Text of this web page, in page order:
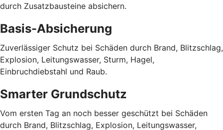
durch Zusatzbausteine absichern.
Basis-Absicherung
Zuverlässiger Schutz bei Schäden durch Brand, Blitzschlag,
Explosion, Leitungswasser, Sturm, Hagel,
Einbruchdiebstahl und Raub.
Smarter Grundschutz
Vom ersten Tag an noch besser geschützt bei Schäden
durch Brand, Blitzschlag, Explosion, Leitungswasser,